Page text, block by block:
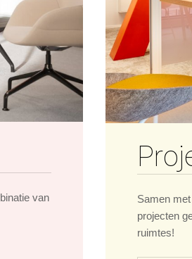
van
Samen
projecten
ruimtes!